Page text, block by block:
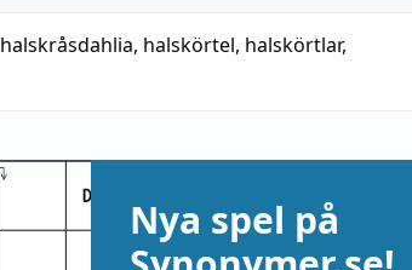
halskråsdahlia, halskörtel, halskörtlar,
Nya spel på